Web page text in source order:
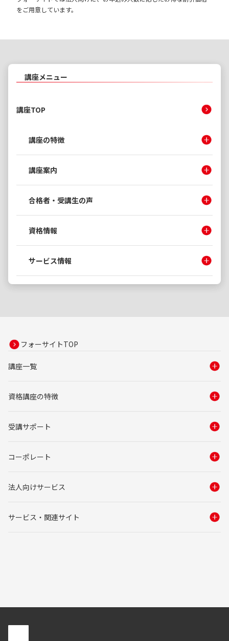
をご用意しています。
講座メニュー
講座TOP
講座の特徴
講座案内
合格者・受講生の声
資格情報
サービス情報
フォーサイトTOP
講座一覧
資格講座の特徴
受講サポート
コーポレート
法人向けサービス
サービス・関連サイト